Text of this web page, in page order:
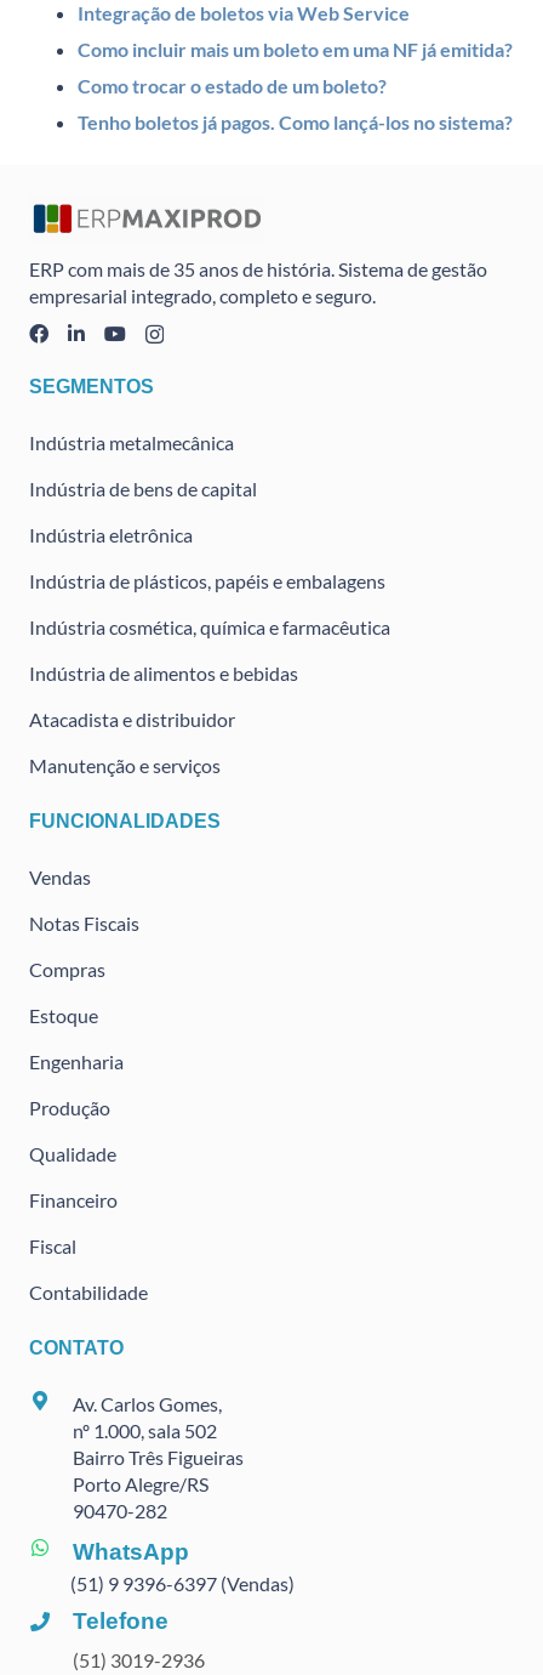
Integração de boletos via Web Service
Como incluir mais um boleto em uma NF já emitida?
Como trocar o estado de um boleto?
Tenho boletos já pagos. Como lançá-los no sistema?
ERP com mais de 35 anos de história. Sistema de gestão
empresarial integrado, completo e seguro.
SEGMENTOS
Indústria metalmecânica
Indústria de bens de capital
Indústria eletrônica
Indústria de plásticos, papéis e embalagens
Indústria cosmética, química e farmacêutica
Indústria de alimentos e bebidas
Atacadista e distribuidor
Manutenção e serviços
FUNCIONALIDADES
Vendas
Notas Fiscais
Compras
Estoque
Engenharia
Produção
Qualidade
Financeiro
Fiscal
Contabilidade
CONTATO
Av. Carlos Gomes,
nº 1.000, sala 502
Bairro Três Figueiras
Porto Alegre/RS
90470-282
WhatsApp
(51) 9 9396-6397 (Vendas)
Telefone
(51) 3019-2936